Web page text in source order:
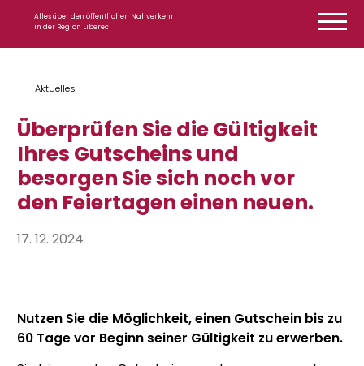
Alles über den öffentlichen Nahverkehr
in der Region Liberec
Aktuelles
Überprüfen Sie die Gültigkeit
Ihres Gutscheins und
besorgen Sie sich noch vor
den Feiertagen einen neuen.
17. 12. 2024
Nutzen Sie die Möglichkeit, einen Gutschein bis zu
60 Tage vor Beginn seiner Gültigkeit zu erwerben.